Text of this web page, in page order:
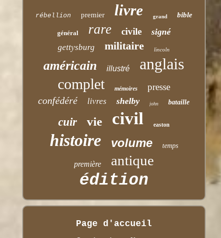
rébellion premier livre grand bible
général rare civile signé
gettysburg militaire lincoln
américain illustré anglais
complet mémoires presse
confédéré livres shelby john bataille
cuir vie civil easton
histoire volume temps
première antique
édition
Page d'accueil